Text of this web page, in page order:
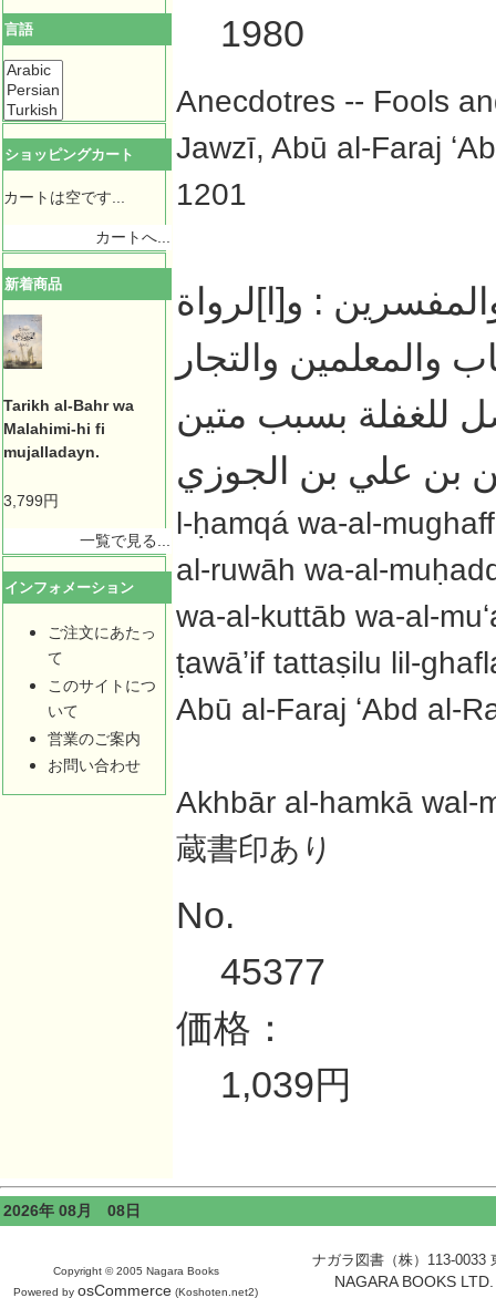
言語
ショッピングカート
カートは空です...
カートへ...
新着商品
Tarikh al-Bahr wa
Malahimi-hi fi
mujalladayn.
3,799円
一覧で見る...
インフォメーション
ご注文にあたっ
て
このサイトにつ
いて
営業のご案内
お問い合わせ
1980
Anecdotres -- Fools
Jawzī, Abū al-Faraj
1201
: و[ا]لرواة
والمعلمين والتجار
للغفلة بسبب متين
بن علي بن الجوزي
l-ḥamqá wa-al-
al-ruwāh wa-al-
wa-al-kuttāb wa-al-
ṭawāʼif tattaṣilu lil-
Abū al-Faraj ʻAbd al-
Akhbār al-hamkā wal-
蔵書印あり
No.
45377
価格：
1,039円
2026年 08月 08日
Copyright © 2005 Nagara Books
Powered by osCommerce (Koshoten.net2)
ナガラ図書（株）113-
NAGARA BOOKS